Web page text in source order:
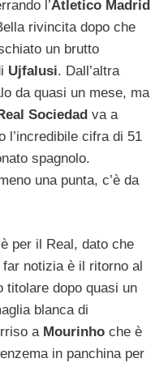
l’Atletico Madrid
rivincita dopo che
un brutto
Ujfalusi. Dall’altra
da quasi un mese, ma
Sociedad va a
l’incredibile cifra di 51
spagnolo.
una punta, c’è da
per il Real, dato che
notizia è il ritorno al
titolare dopo quasi un
blanca di
a Mourinho che è
in panchina per